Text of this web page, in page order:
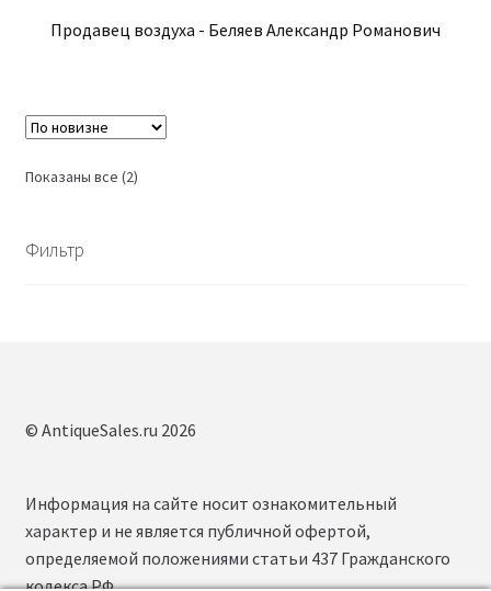
Продавец воздуха - Беляев Александр Романович
Показаны все (2)Сортировка:
Фильтр
© AntiqueSales.ru 2026
Информация на сайте носит ознакомительный
характер и не является публичной офертой,
определяемой положениями статьи 437 Гражданского
кодекса РФ.